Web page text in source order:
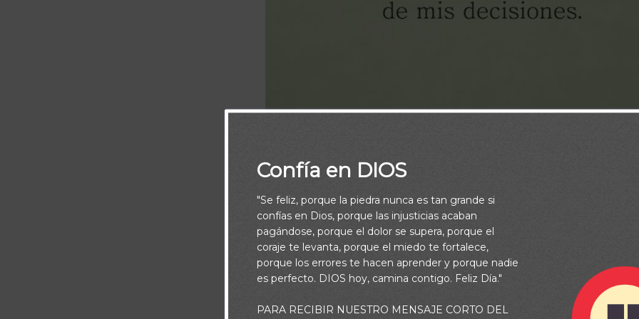
“Jehová, ¿quién habitará en tu tabernáculo? ¿Quién morará en tu monte
en integridad y hace justicia, Y habla verdad en su corazón. El que no
Confía en DIOS
"Se feliz, porque la piedra nunca es tan grande si
confías en Dios, porque las injusticias acaban
pagándose, porque el dolor se supera, porque el
coraje te levanta, porque el miedo te fortalece,
porque los errores te hacen aprender y porque nadie
es perfecto. DIOS hoy, camina contigo. Feliz Día."
PARA RECIBIR NUESTRO MENSAJE CORTO DEL